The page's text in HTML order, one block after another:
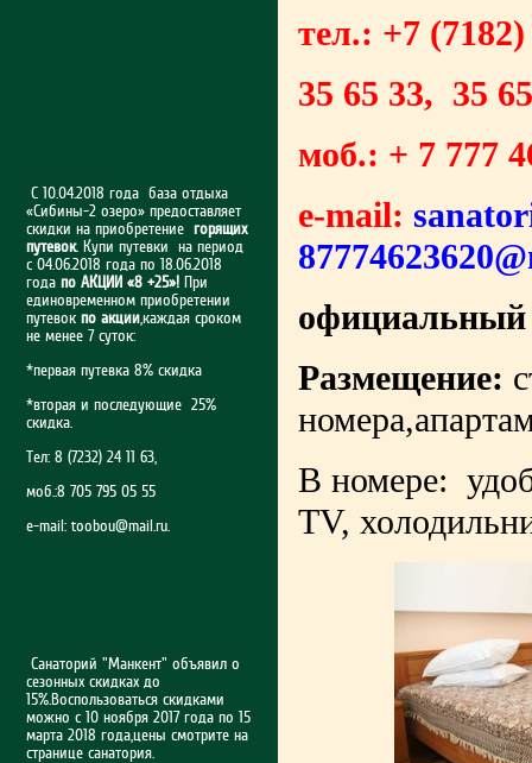
С 10.04.2018 года база отдыха
«Сибины-2 озеро» предоставляет
скидки на приобретение горящих
путевок. Купи путевки на период
с 04.06.2018 года по 18.06.2018
года по АКЦИИ «8 +25»! При
единовременном приобретении
путевок по акции,каждая сроком
не менее 7 суток:
*первая путевка 8% скидка
*вторая и последующие 25%
скидка.
Тел: 8 (7232) 24 11 63,
моб.:8 705 795 05 55
e-mail: toobou@mail.ru.
Санаторий "Манкент" объявил о
сезонных скидках до
15%.Воспользоваться скидками
можно с 10 ноября 2017 года по 15
марта 2018 года,цены смотрите на
странице санатория.
тел.: +7
35 65 33, 35
моб.: + 7 777
e-mail:
Размещение:
В номере:
TV,